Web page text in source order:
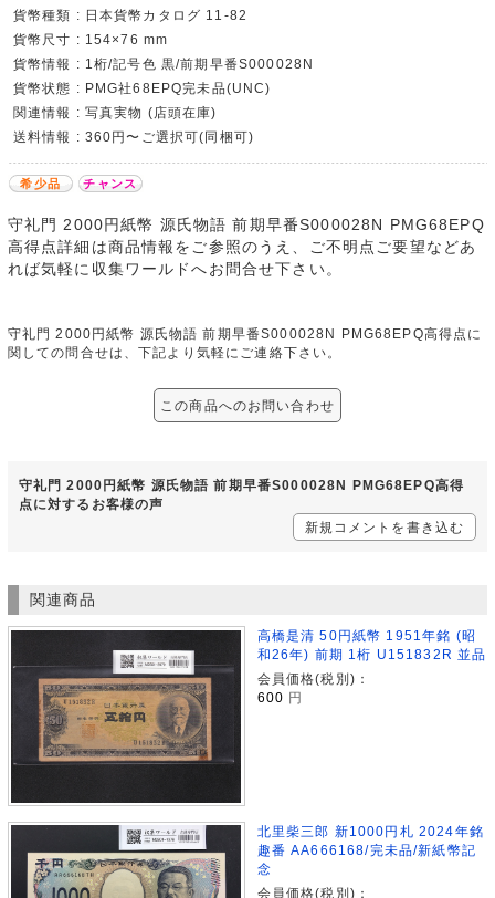
貨幣種類 : 日本貨幣カタログ 11-82
貨幣尺寸 : 154×76 mm
貨幣情報 : 1桁/記号色 黒/前期早番S000028N
貨幣状態 : PMG社68EPQ完未品(UNC)
関連情報 : 写真実物 (店頭在庫)
送料情報 : 360円〜ご選択可(同梱可)
希少品 チャンス
守礼門 2000円紙幣 源氏物語 前期早番S000028N PMG68EPQ
高得点詳細は商品情報をご参照のうえ、ご不明点ご要望などあ
れば気軽に収集ワールドへお問合せ下さい。
守礼門 2000円紙幣 源氏物語 前期早番S000028N PMG68EPQ高得点に
関しての問合せは、下記より気軽にご連絡下さい。
この商品へのお問い合わせ
守礼門 2000円紙幣 源氏物語 前期早番S000028N PMG68EPQ高得
点に対するお客様の声
新規コメントを書き込む
関連商品
高橋是清 50円紙幣 1951年銘 (昭
和26年) 前期 1桁 U151832R 並品
会員価格(税別)：
600 円
北里柴三郎 新1000円札 2024年銘
趣番 AA666168/完未品/新紙幣記
念
会員価格(税別)：